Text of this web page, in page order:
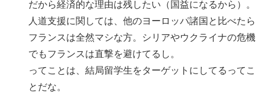
だから経済的な理由は残したい（国益になるから）。
人道支援に関しては、他のヨーロッパ諸国と比べたら
フランスは全然マシな方。シリアやウクライナの危機
でもフランスは直撃を避けてるし。
ってことは、結局留学生をターゲットにしてるってこ
とだな。